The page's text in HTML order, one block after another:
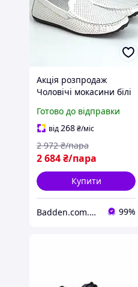
Акція розпродаж
Чоловічі мокасини білі
перфорація Rosso
Avangard M4 Flotar
PerfWhite
Готово до відправки
від268₴/міс
2 684₴/пара
2 972 ₴/пара
Купити
Badden.com.ua інтернет магазин чоловічого та жіночого взуття великих розмірів 99%